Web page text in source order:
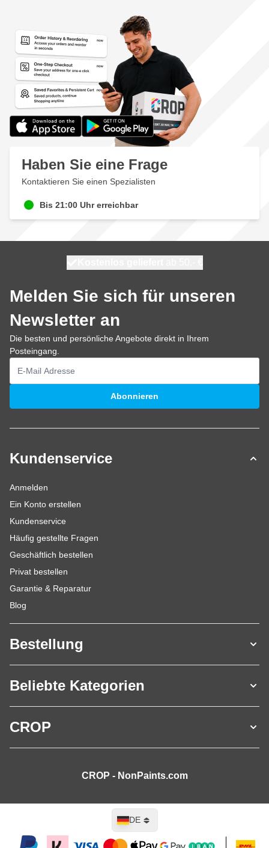
Haben Sie eine Frage
Kontaktieren Sie einen Spezialisten
Bis 21:00 Uhr erreichbar
Melden Sie sich für unseren
Newsletter an
Die besten und persönliche Angebote direkt in Ihrem
Posteingang.
E-Mailadresse
Abonnieren
Kundenservice
Anmelden
Ein Konto erstellen
Kundenservice
Häufig gestellte Fragen
Geschäftlich bestellen
Privat bestellen
Garantie & Reparatur
Blog
Bestellung
Beliebte Kategorien
CROP
CROP - NonPaints.com
Sprache
DE